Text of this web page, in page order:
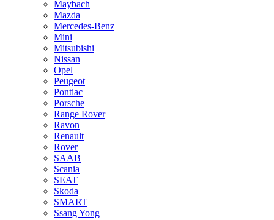
Maybach
Mazda
Mercedes-Benz
Mini
Mitsubishi
Nissan
Opel
Peugeot
Pontiac
Porsche
Range Rover
Ravon
Renault
Rover
SAAB
Scania
SEAT
Skoda
SMART
Ssang Yong